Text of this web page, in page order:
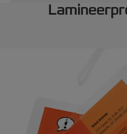
Gemiddeld
Veelvuldig